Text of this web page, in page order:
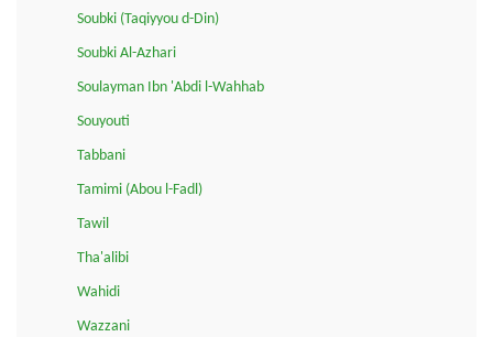
Soubki (Taqiyyou d-Din)
Soubki Al-Azhari
Soulayman Ibn 'Abdi l-Wahhab
Souyouti
Tabbani
Tamimi (Abou l-Fadl)
Tawil
Tha'alibi
Wahidi
Wazzani